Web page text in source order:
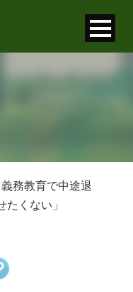
義務教育で中途退
くない」